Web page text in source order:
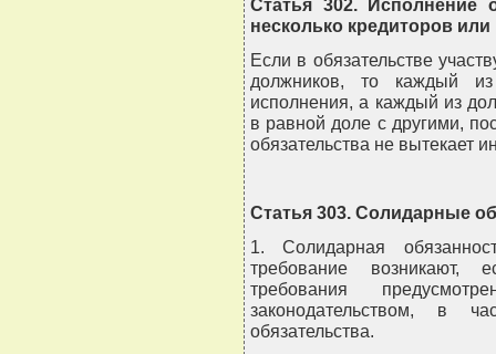
Статья 302. Исполнение
несколько кредиторов
Если в обязательстве
должников, то каждый
исполнения, а каждый из
в равной доле с другими,
обязательства не вытекает
Статья 303. Солидарные
1. Солидарная
требование возникают,
требования
законодательством, в
обязательства.